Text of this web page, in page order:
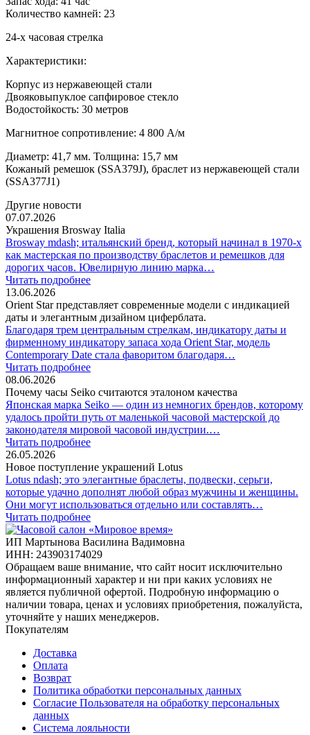
Количество камней: 23
24-х часовая стрелка
Характеристики:
Корпус из нержавеющей стали
Двояковыпуклое сапфировое стекло
Водостойкость: 30 метров
Магнитное сопротивление: 4 800 A/м
Диаметр: 41,7 мм. Толщина: 15,7 мм
Кожаный ремешок (SSA379J), браслет из нержавеющей стали
(SSA377J1)
Другие новости
07.07.2026
Украшения Brosway Italia
Brosway mdash; итальянский бренд, который начинал в 1970-х
как мастерская по производству браслетов и ремешков для
дорогих часов. Ювелирную линию марка…
Читать подробнее
13.06.2026
Orient Star представляет современные модели с индикацией
даты и элегантным дизайном циферблата.
Благодаря трем центральным стрелкам, индикатору даты и
фирменному индикатору запаса хода Orient Star, модель
Contemporary Date стала фаворитом благодаря…
Читать подробнее
08.06.2026
Почему часы Seiko считаются эталоном качества
Японская марка Seiko — один из немногих брендов, которому
удалось пройти путь от маленькой часовой мастерской до
законодателя мировой часовой индустрии.…
Читать подробнее
26.05.2026
Новое поступление украшений Lotus
Lotus ndash; это элегантные браслеты, подвески, серьги,
которые удачно дополнят любой образ мужчины и женщины.
Они могут использоваться отдельно или составлять…
Читать подробнее
ИП Мартынова Василина Вадимовна
ИНН: 243903174029
Обращаем ваше внимание, что сайт носит исключительно
информационный характер и ни при каких условиях не
является публичной офертой. Подробную информацию о
наличии товара, ценах и условиях приобретения, пожалуйста,
уточняйте у наших менеджеров.
Покупателям
Доставка
Оплата
Возврат
Политика обработки персональных данных
Согласие Пользователя на обработку персональных
данных
Система лояльности